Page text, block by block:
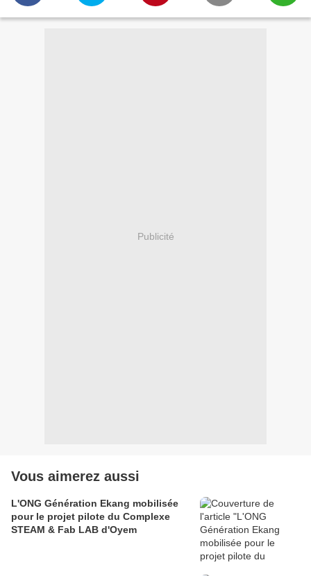
Publicité
Vous aimerez aussi
L'ONG Génération Ekang mobilisée
pour le projet pilote du Complexe
STEAM & Fab LAB d'Oyem